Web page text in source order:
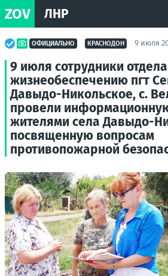
ZOV ЛНР
ОФИЦИАЛЬНО КРАСНОДОН 9 июля
9 июля сотрудники
жизнеобеспечению пгт
Давыдо-Никольское, с.
провели
жителями села Давыдо-
посвященную вопросам
противопожарной